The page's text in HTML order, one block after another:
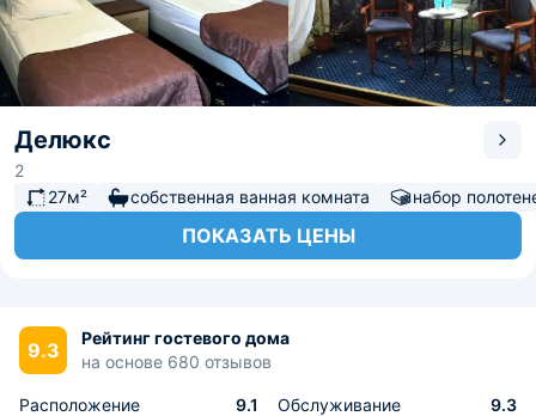
Делюкс
2
27м²
собственная ванная комната набор
ПОКАЗАТЬ ЦЕНЫ
9.3
Рейтинг гостевого дома
на основе 680 отзывов
Расположение 9.1 Обслуживание 9.3